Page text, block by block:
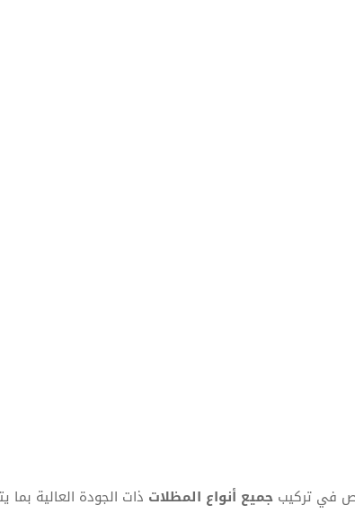
في تركيب جميع أنواع المظلات ذات الجودة العالية بما